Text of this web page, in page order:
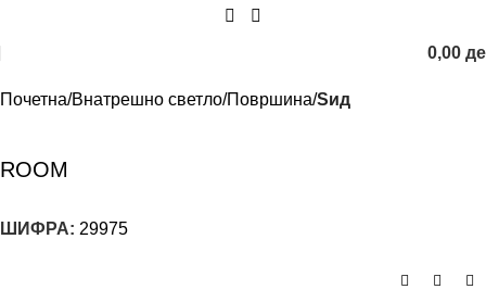
0,00
Почетна Внатрешно светло Површина Sид
ROOM
ШИФРА: 29975